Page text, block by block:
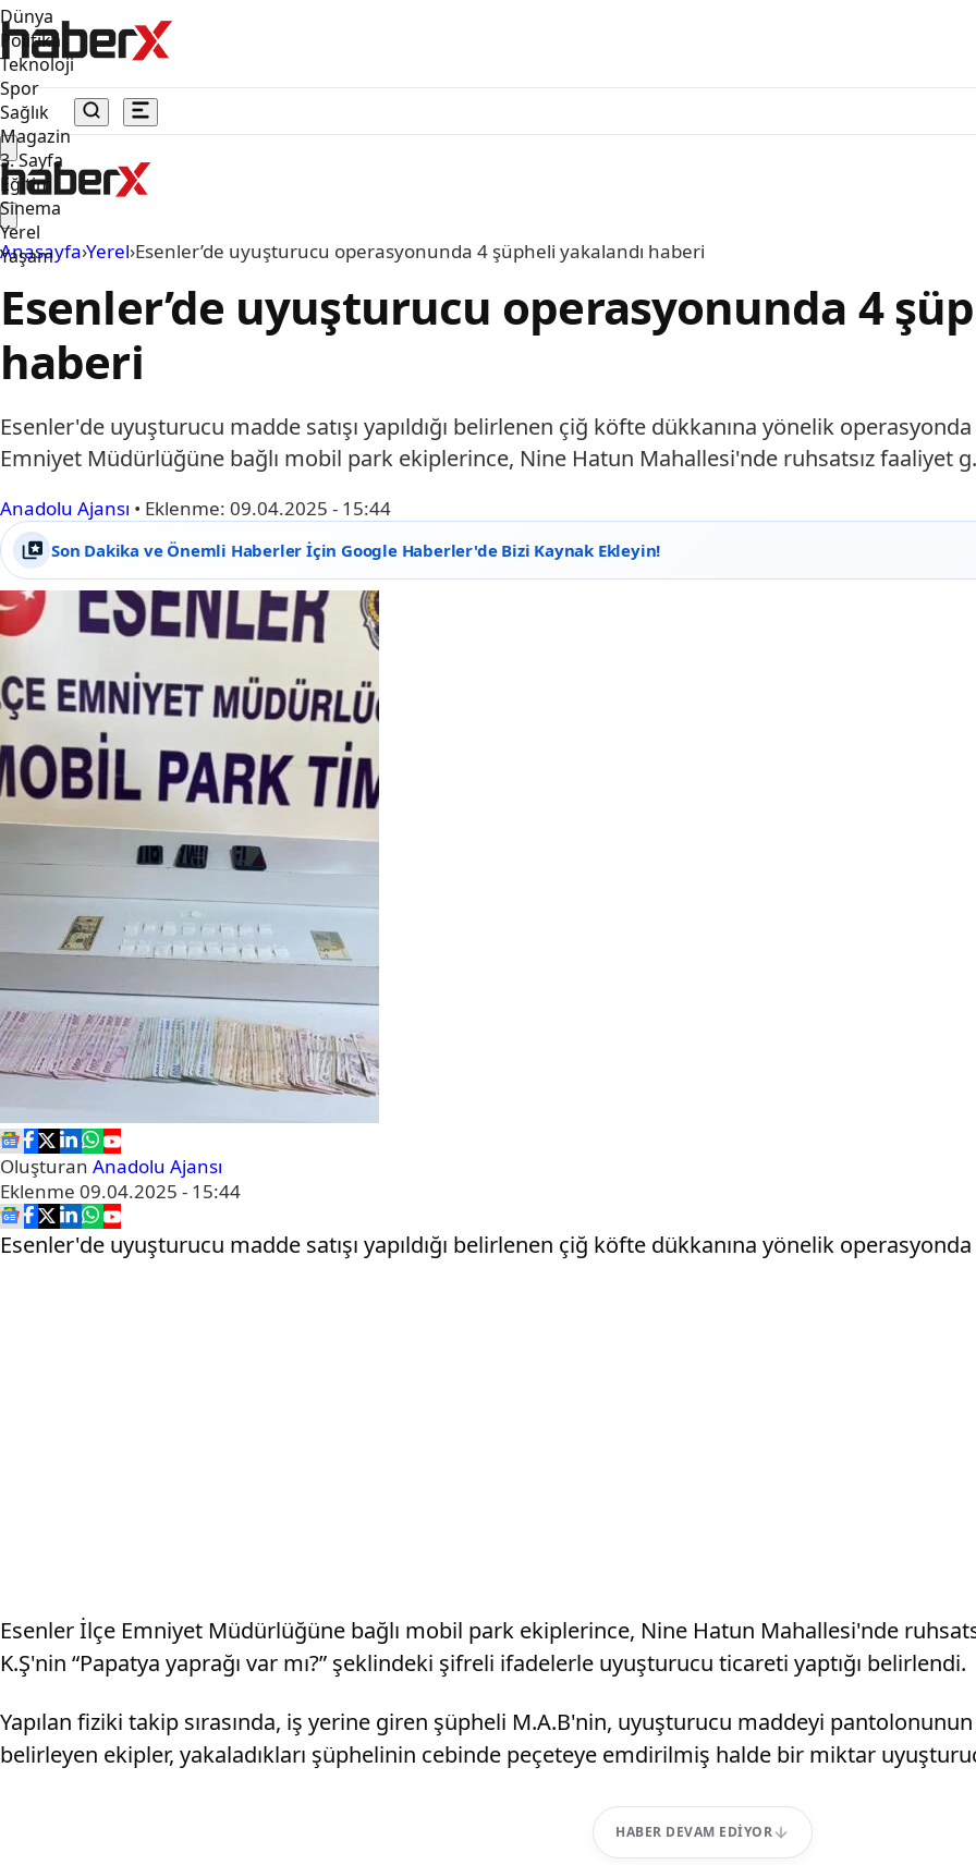
Dünya
Politika
Teknoloji
Spor
Sağlık
Magazin
3. Sayfa
Eğitim
Sinema
Yerel
Yaşam
Anasayfa›Yerel›Esenler’de uyuşturucu operasyonunda 4 şüpheli yakalandı haberi
Esenler’de uyuşturucu operasyonunda 4
haberi
Esenler'de uyuşturucu madde satışı yapıldığı belirlenen çiğ köfte dükkanına yönelik
Emniyet Müdürlüğüne bağlı mobil park ekiplerince, Nine Hatun Mahallesi'nde ruhsatsız faaliyet
Anadolu Ajansı • Eklenme: 09.04.2025 - 15:44
Son Dakika ve Önemli Haberler İçin Google Haberler'de Bizi Kaynak Ekleyin!
Oluşturan Anadolu Ajansı
Eklenme 09.04.2025 - 15:44
Esenler'de uyuşturucu madde satışı yapıldığı belirlenen çiğ köfte dükkanına yönelik operasyonda
Esenler İlçe Emniyet Müdürlüğüne bağlı mobil park ekiplerince, Nine Hatun Mahallesi'nde
K.Ş'nin “Papatya yaprağı var mı?” şeklindeki şifreli ifadelerle uyuşturucu ticareti yaptığı belirlendi.
Yapılan fiziki takip sırasında, iş yerine giren şüpheli M.A.B'nin, uyuşturucu maddeyi pantolonunun
belirleyen ekipler, yakaladıkları şüphelinin cebinde peçeteye emdirilmiş halde bir miktar
HABER DEVAM EDIYOR